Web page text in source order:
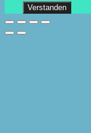
Verstanden